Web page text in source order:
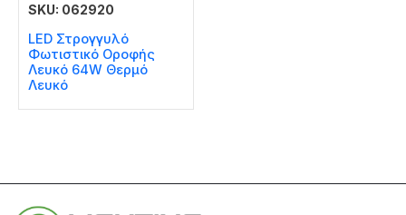
SKU: 062920
LED Στρογγυλό
Φωτιστικό Οροφής
Λευκό 64W Θερμό
Λευκό